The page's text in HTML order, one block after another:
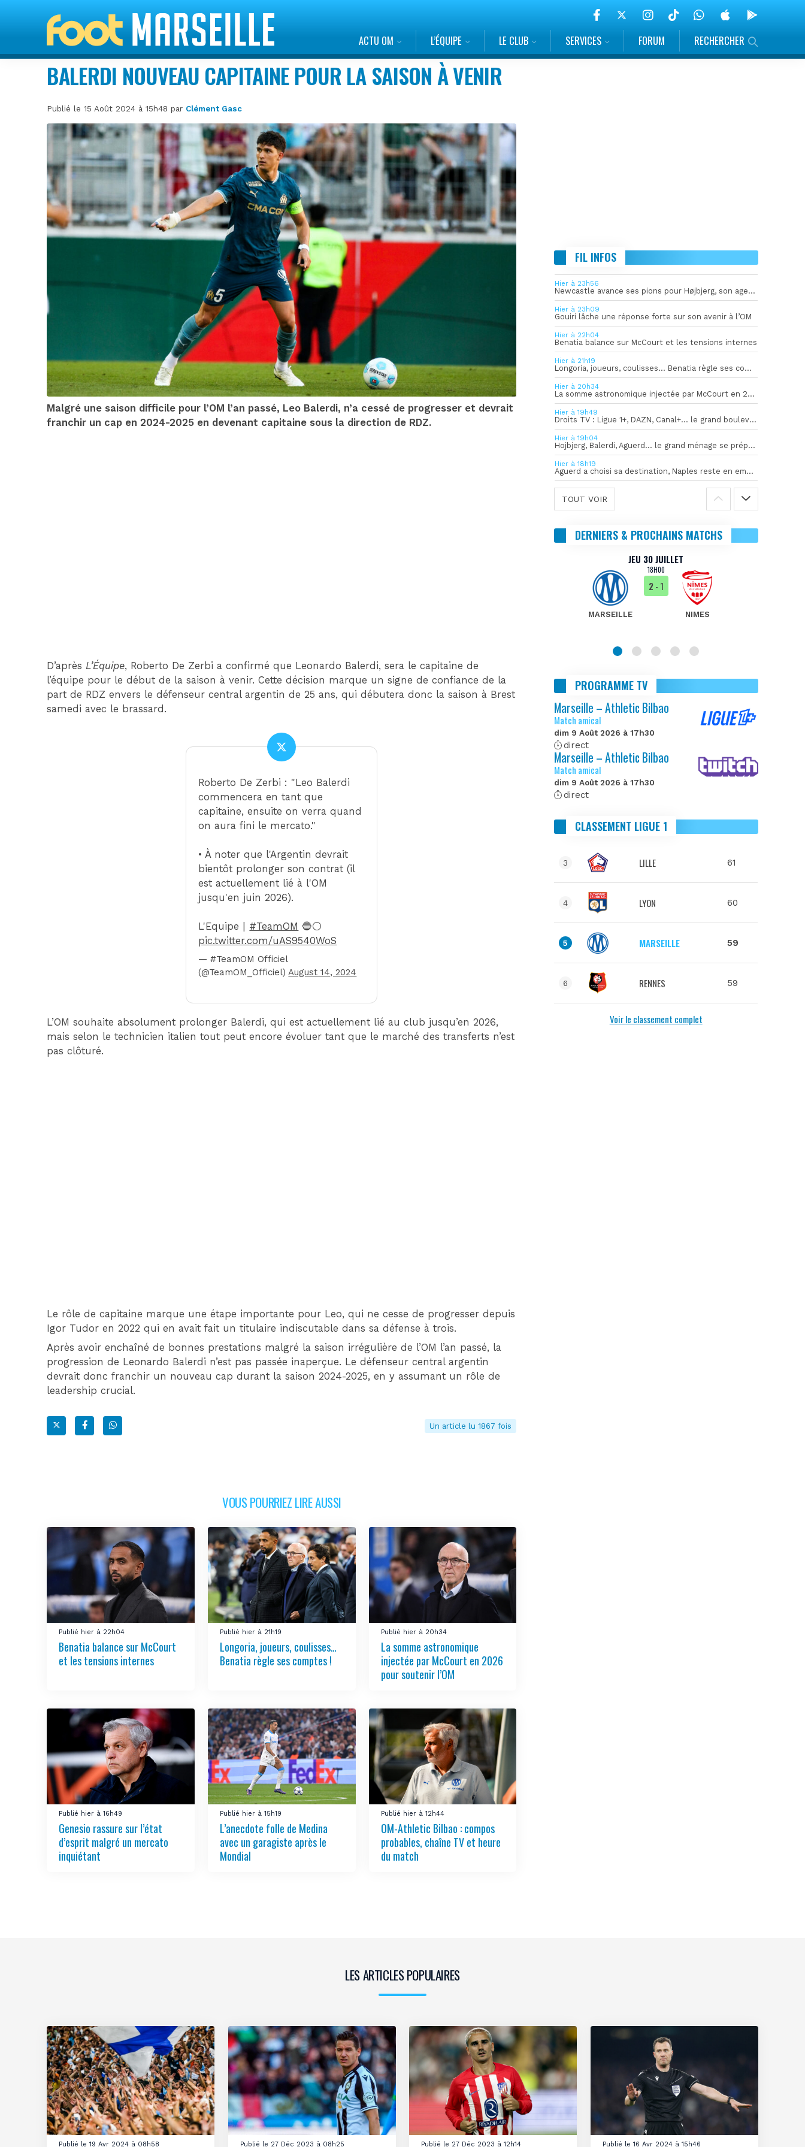
ACTU OM L’ÉQUIPE LE CLUB SERVICES FORUM RECHERCHER
BALERDI NOUVEAU CAPITAINE POUR LA SAISON À VENIR
Publié le 15 Août 2024 à 15h48 par Clément Gasc
Malgré une saison difficile pour l’OM l’an passé, Leo Balerdi, n’a cessé de progresser et devrait
franchir un cap en 2024-2025 en devenant capitaine sous la direction de RDZ.
D’après L’Équipe, Roberto De Zerbi a confirmé que Leonardo Balerdi, sera le capitaine de
l’équipe pour le début de la saison à venir. Cette décision marque un signe de confiance de la
part de RDZ envers le défenseur central argentin de 25 ans, qui débutera donc la saison à Brest
samedi avec le brassard.
Roberto De Zerbi : "Leo Balerdi
commencera en tant que
capitaine, ensuite on verra quand
on aura fini le mercato."
• À noter que l'Argentin devrait
bientôt prolonger son contrat (il
est actuellement lié à l'OM
jusqu'en juin 2026).
L'Equipe | #TeamOM 🔵⚪️
pic.twitter.com/uAS9540WoS
— #TeamOM Officiel
(@TeamOM_Officiel)August 14, 2024
L’OM souhaite absolument prolonger Balerdi, qui est actuellement lié au club jusqu’en 2026,
mais selon le technicien italien tout peut encore évoluer tant que le marché des transferts n’est
pas clôturé.
Le rôle de capitaine marque une étape importante pour Leo, qui ne cesse de progresser depuis
Igor Tudor en 2022 qui en avait fait un titulaire indiscutable dans sa défense à trois.
Après avoir enchaîné de bonnes prestations malgré la saison irrégulière de l’OM l’an passé, la
progression de Leonardo Balerdi n’est pas passée inaperçue. Le défenseur central argentin
devrait donc franchir un nouveau cap durant la saison 2024-2025, en y assumant un rôle de
leadership crucial.
Un article lu 1867 fois
VOUS POURRIEZ LIRE AUSSI
Publié hier à 22h04
Benatia balance sur McCourt
et les tensions internes
Publié hier à 21h19
Longoria, joueurs, coulisses…
Benatia règle ses comptes !
Publié hier à 20h34
La somme astronomique
injectée par McCourt en 2026
pour soutenir l’OM
Publié hier à 16h49
Genesio rassure sur l’état
d’esprit malgré un mercato
inquiétant
Publié hier à 15h19
L’anecdote folle de Medina
avec un garagiste après le
Mondial
Publié hier à 12h44
OM-Athletic Bilbao : compos
probables, chaîne TV et heure
du match
FIL INFOS
Hier à 23h56
Newcastle avance ses pions pour Højbjerg, son agent sort du silence
Hier à 23h09
Gouiri lâche une réponse forte sur son avenir à l’OM
Hier à 22h04
Benatia balance sur McCourt et les tensions internes
Hier à 21h19
Longoria, joueurs, coulisses… Benatia règle ses comptes !
Hier à 20h34
La somme astronomique injectée par McCourt en 2026 pour soutenir l’OM
Hier à 19h49
Droits TV : Ligue 1+, DAZN, Canal+… le grand bouleversement
Hier à 19h04
Hojbjerg, Balerdi, Aguerd… le grand ménage se prépare
Hier à 18h19
Aguerd a choisi sa destination, Naples reste en embuscade
TOUT VOIR
DERNIERS & PROCHAINS MATCHS
JEU 30 JUILLET
18H00
MARSEILLE
2- 1
NIMES
PROGRAMME TV
Marseille – Athletic Bilbao
Match amical
dim 9 Août 2026 à 17h30
direct
Marseille – Athletic Bilbao
Match amical
dim 9 Août 2026 à 17h30
direct
CLASSEMENT LIGUE 1
3 LILLE 61
4 LYON 60
5 MARSEILLE 59
6 RENNES 59
Voir le classement complet
LES ARTICLES POPULAIRES
Publié le 19 Avr 2024 à 08h58 Publié le 27 Déc 2023 à 08h25 Publié le 27 Déc 2023 à 12h14 Publié le 16 Avr 2024 à 15h46